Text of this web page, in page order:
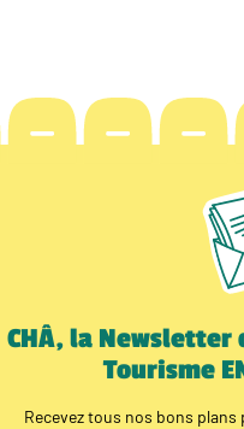
CHÂ, la Newsletter
Tourisme
Recevez tous nos bons